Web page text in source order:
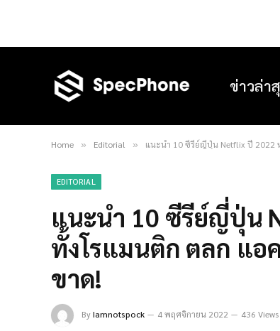
ข่าวล่า
Home » Editorial » แนะนำ 10 ซีรีย์ญี่ปุ่น Netflix ปี 2022
EDITORIAL
แนะนำ 10 ซีรีย์ญี่ปุ่น
ทั้งโรแมนติก ตลก แอ
ขาด!
ByIamnotspock 4 พฤศจิกายน 2022 436 Views